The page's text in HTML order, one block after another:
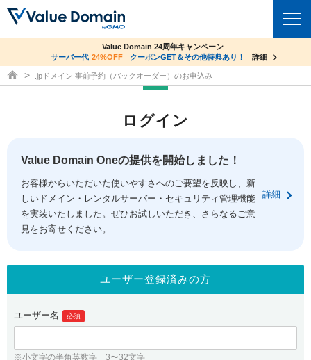
ドメイントップ
ドメイン移管
ドメイン価格一覧
ドメイン一括検索
.jpドメインオークション
gTLDオークション NEW!
.jpドメインバックオーダー
プレミアムドメイン
コアサーバー
バリューサーバー
XREA
セキュリティトップ
Value Domain ネットde診断
SSL証明書
サービストップ
お得意様割引
紹介制度
バリュードメインAPI
facebook
ログイン
co.jpドメイン✕コアサーバーV2ビジネス応援キャンペーン
サーバー料金1年間無料
詳細
Value Domain 24周年キャンペーン
サーバー代 24%OFF クーポンGET＆その他特典あり！ 詳細
ドメイン取得ならバリュードメイン
.jpドメイン 事前予約（バックオーダー）のお申込み
ログイン
Value Domain Oneの提供を開始しました！
お客様からいただいた使いやすさへのご要望を反映し、新
しいドメイン・レンタルサーバー・セキュリティ管理機能
を実装いたしました。ぜひお試しいただき、さらなるご意
見をお寄せください。
詳細
ユーザー登録済みの方
ユーザー名 必須
※小文字の半角英数字 3〜32文字